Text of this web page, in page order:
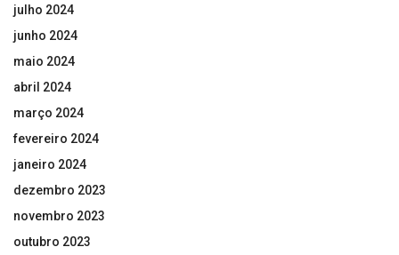
julho 2024
junho 2024
maio 2024
abril 2024
março 2024
fevereiro 2024
janeiro 2024
dezembro 2023
novembro 2023
outubro 2023